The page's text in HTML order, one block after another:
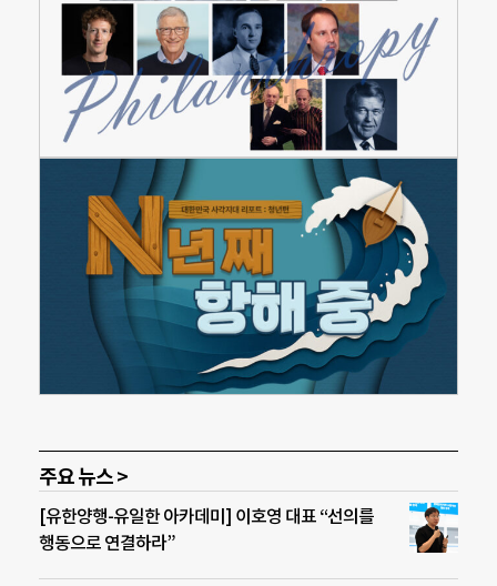
주요 뉴스 >
[유한양행-유일한 아카데미] 이호영 대표 “선의를
행동으로 연결하라”